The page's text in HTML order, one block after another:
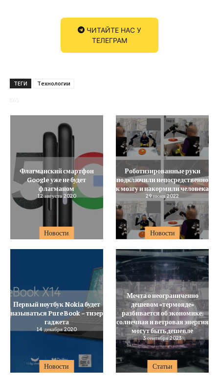
ЧИТАЙТЕ НАС У
ТЕЛЕГРАМ
ТЕГИ Технологии
Новости
Флагманский смартфон
Google уже не будет
флагманом
12 августа 2020
Новости
Роботизированные руки
подключили непосредственно
к мозгу и накормили человека
29 июня 2022
Новости
Первый ноутбук Nokia будет
называться PureBook – тизер
гаджета
14 декабря 2020
Статьи
Мечта о неограниченно
дешевом «термояде»
разбивается об экономике:
солнечная и ветровая энергия
могут быть дешевле
3 сентября 2023